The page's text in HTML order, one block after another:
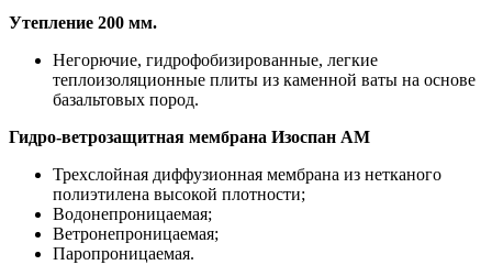
Утепление 200 мм.
Негорючие, гидрофобизированные, легкие
теплоизоляционные плиты из каменной ваты на основе
базальтовых пород.
Гидро-ветрозащитная мембрана Изоспан АМ
Трехслойная диффузионная мембрана из нетканого
полиэтилена высокой плотности;
Водонепроницаемая;
Ветронепроницаемая;
Паропроницаемая.